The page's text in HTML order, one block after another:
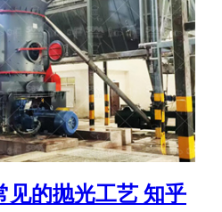
见的抛光工艺 知乎